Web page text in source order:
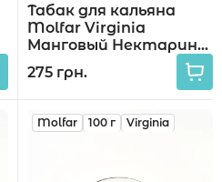
Табак для кальяна
Molfar Virginia
Манговый Нектарин
100 г
275 грн.
Molfar 100 г Virginia